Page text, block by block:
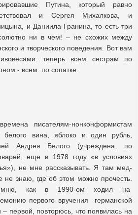
Путина, который равно
и Сергея Михалкова, и
и Даниила Гранина, то есть три
ни в чем! – не схожих между
и творческого поведения. Вот вам
теперь всем сестрам по
- всем по сопатке.
писателям-нонконформистам
белого вина, яблоко и один рубль,
Андрея Белого (учреждена, по
еще в 1978 году «в условиях
не мне рассказывать. Я там мед-
не знаю, где об этом можно прочесть.
как в 1990-ом ходил на
первого вручения германской
первой, повторюсь, что появилась на